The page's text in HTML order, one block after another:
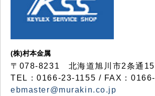
(株)村本金属
〒078-8231 北海道旭川市2条通15
TEL：0166-23-1155 / FAX：
ebmaster@murakin.co.jp